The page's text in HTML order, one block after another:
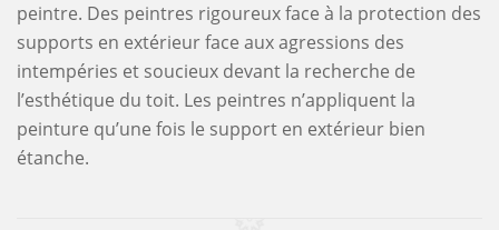
peintre. Des peintres rigoureux face à la protection des
supports en extérieur face aux agressions des
intempéries et soucieux devant la recherche de
l’esthétique du toit. Les peintres n’appliquent la
peinture qu’une fois le support en extérieur bien
étanche.